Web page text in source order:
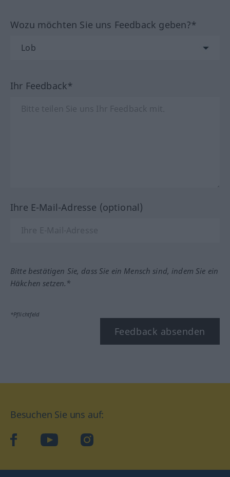
Wozu möchten Sie uns Feedback geben?*
Ihr Feedback*
Ihre E-Mail-Adresse (optional)
Bitte bestätigen Sie, dass Sie ein Mensch sind, indem Sie ein
Häkchen setzen.*
*Pflichtfeld
Feedback absenden
Besuchen Sie uns auf:
facebookYouTube Instagram